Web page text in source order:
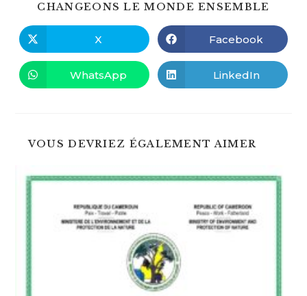
CHANGEONS LE MONDE ENSEMBLE
Ouvrir
dans
une
autre
fenêtre
X Ouvrir
dans
une
autre
fenêtre
Facebook
Ouvrir
dans
WhatsApp Ouvrir
dans
LinkedIn
VOUS DEVRIEZ ÉGALEMENT AIMER